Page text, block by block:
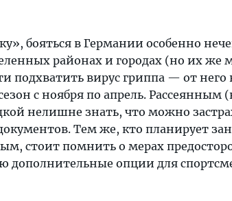
бояться в Германии особенно
районах и городах (но их же
подхватить вирус гриппа — от него
с ноября по апрель. Рассеянным
нелишне знать, что можно
Тем же, кто планирует
стоит помнить о мерах
дополнительные опции для